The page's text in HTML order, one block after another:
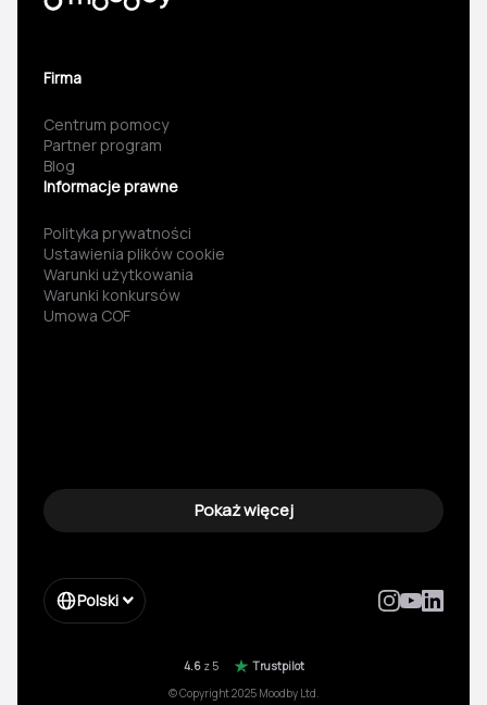
Firma
Centrum pomocy
Partner program
Blog
Informacje prawne
Polityka prywatności
Ustawienia plików cookie
Warunki użytkowania
Warunki konkursów
Umowa COF
Pokaż więcej
Polski
4.6z 5
Trustpilot
© Copyright 2025 Moodby Ltd.